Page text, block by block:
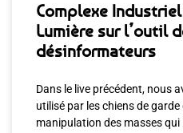
Complexe
Lumière sur l’outil
désinformateurs
Dans le live précédent, nous
utilisé par les chiens de
manipulation des masses qui